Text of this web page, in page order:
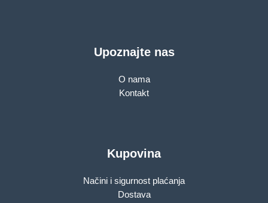
Upoznajte nas
O nama
Kontakt
Kupovina
Načini i sigurnost plaćanja
Dostava